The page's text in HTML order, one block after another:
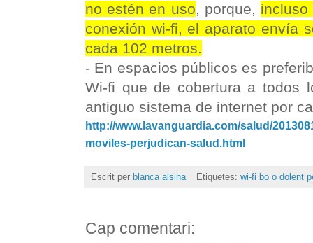
no estén en uso, porque,
conexión wi-fi, el aparato envía
cada 102 metros.
- En espacios públicos es
Wi-fi que de cobertura a todos
antiguo sistema de internet por
http://www.lavanguardia.com/salud/
moviles-perjudican-salud.html
Escrit per blanca alsina Etiquetes: wi-fi bo o dolent
Cap comentari: